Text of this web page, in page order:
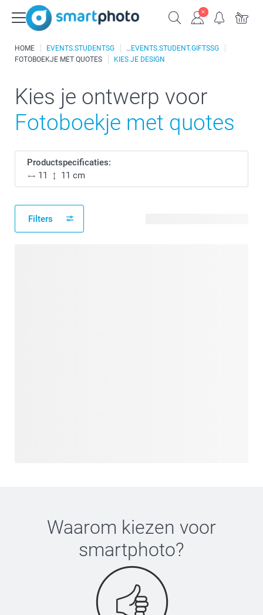
HOME EVENTS.STUDENTSG
EVENTS.STUDENT.GIFTSSG
FOTOBOEKJE MET QUOTES
KIES JE DESIGN
Kies je ontwerp voor
Fotoboekje met quotes
Productspecificaties:
11
11 cm
Filters
Waarom kiezen voor
smartphoto?